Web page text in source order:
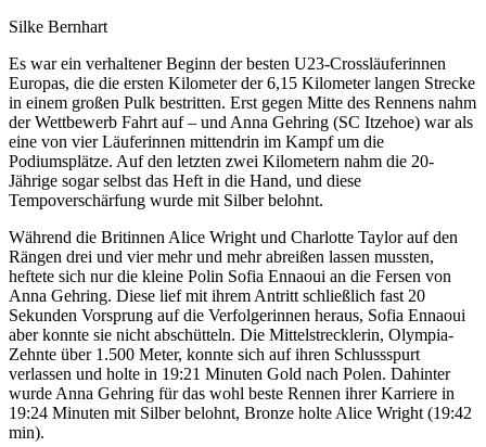
Silke Bernhart
Es war ein verhaltener Beginn der besten U23-Crossläuferinnen
Europas, die die ersten Kilometer der 6,15 Kilometer langen Strecke
in einem großen Pulk bestritten. Erst gegen Mitte des Rennens nahm
der Wettbewerb Fahrt auf – und Anna Gehring (SC Itzehoe) war als
eine von vier Läuferinnen mittendrin im Kampf um die
Podiumsplätze. Auf den letzten zwei Kilometern nahm die 20-
Jährige sogar selbst das Heft in die Hand, und diese
Tempoverschärfung wurde mit Silber belohnt.
Während die Britinnen Alice Wright und Charlotte Taylor auf den
Rängen drei und vier mehr und mehr abreißen lassen mussten,
heftete sich nur die kleine Polin Sofia Ennaoui an die Fersen von
Anna Gehring. Diese lief mit ihrem Antritt schließlich fast 20
Sekunden Vorsprung auf die Verfolgerinnen heraus, Sofia Ennaoui
aber konnte sie nicht abschütteln. Die Mittelstrecklerin, Olympia-
Zehnte über 1.500 Meter, konnte sich auf ihren Schlussspurt
verlassen und holte in 19:21 Minuten Gold nach Polen. Dahinter
wurde Anna Gehring für das wohl beste Rennen ihrer Karriere in
19:24 Minuten mit Silber belohnt, Bronze holte Alice Wright (19:42
min).